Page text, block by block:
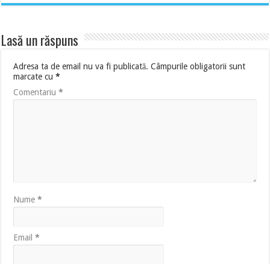
Lasă un răspuns
Adresa ta de email nu va fi publicată. Câmpurile obligatorii sunt
marcate cu*
Comentariu*
Nume*
Email*